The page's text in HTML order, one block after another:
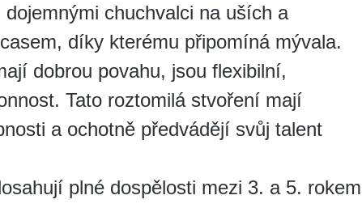
chuchvalci na uších a
díky kterému připomíná mývala.
dobrou povahu, jsou flexibilní,
Tato roztomilá stvoření mají
a ochotně předvádějí svůj talent
plné dospělosti mezi 3. a 5. rokem